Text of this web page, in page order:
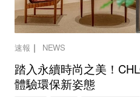
速報 ｜ NEWS
踏入永續時尚之美！
體驗環保新姿態